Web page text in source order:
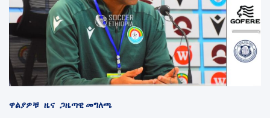
ዋልያዎቹ ዜና ጋዜጣዊ መግለጫ